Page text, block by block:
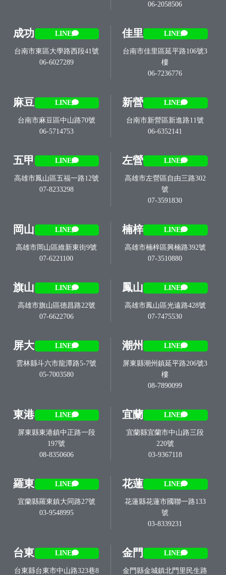
06-2058506
成功 LINE
台南市東區大學路西段41號
06-6027289
佳里 LINE
台南市佳里區延平路106號3
樓
06-7236776
麻豆 LINE
台南市麻豆區中山路70號
06-5714753
新營 LINE
台南市新營區新進路11號
06-6352141
五甲 LINE
高雄市鳳山區五福一路12號
07-8233298
左營 LINE
高雄市左營區自由三路302
號
07-3591830
岡山 LINE
高雄市岡山區維新東街9號
07-6221100
楠梓 LINE
高雄市楠梓區興楠路392號
07-3510880
旗山 LINE
高雄市旗山區德昌路22號
07-6622706
鳳山 LINE
高雄市鳳山區光遠路428號
07-7475530
屏大 LINE
雲林縣斗六市龍潭路5-7號
05-7003580
潮州 LINE
屏東縣潮州鎮延平路206號3
樓
08-7890099
東港 LINE
屏東縣東港鎮中正路一段
197號
08-8350606
宜蘭 LINE
宜蘭縣宜蘭市中山路三段
220號
03-9367118
羅東 LINE
宜蘭縣羅東鎮大同路27號
03-9548995
花蓮 LINE
花蓮縣花蓮市國聯一路133
號
03-8339231
台東 LINE
台東縣台東市中山路323巷8
金門 LINE
金門縣金城鎮北門里民生路